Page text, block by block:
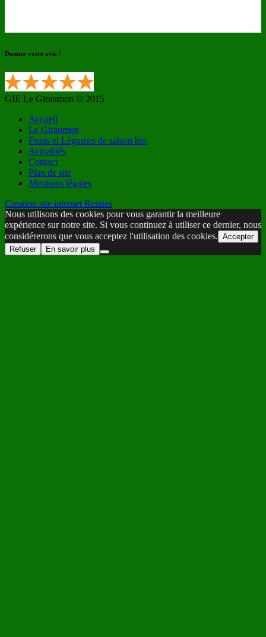
Donnez votre avis !
GIE Le Giraumon © 2015
Accueil
Le Giraumon
Fruits et Légumes de saison bio
Actualités
Contact
Plan de site
Mentions légales
Creation site internet Rennes
Nous utilisons des cookies pour vous garantir la meilleure
expérience sur notre site. Si vous continuez à utiliser ce dernier, nous
considérerons que vous acceptez l'utilisation des cookies. Accepter
Refuser
En savoir plus